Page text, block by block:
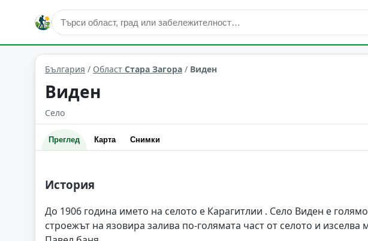
Виден Област: Стара Загора
България / Област Стара Загора / Виден
Виден
Село
Преглед Карта Снимки
История
До 1906 година името на селото е Карагитлии . Село Виден е
строежът на язовира залива по-голямата част от селото и изселва